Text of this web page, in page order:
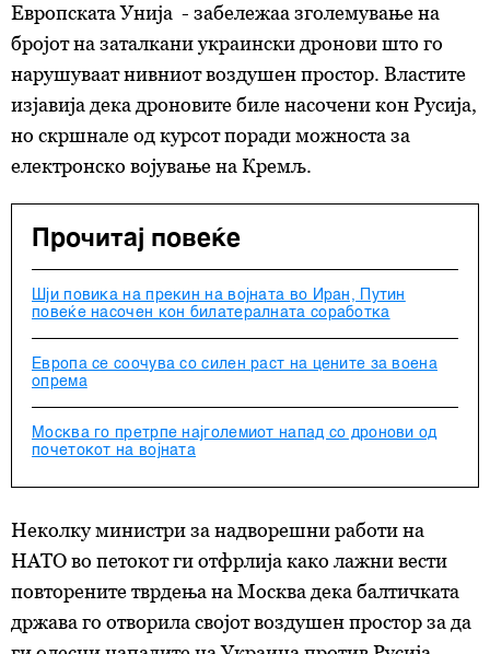
Европската Унија - забележаа зголемување на
бројот на заталкани украински дронови што го
нарушуваат нивниот воздушен простор. Властите
изјавија дека дроновите биле насочени кон Русија,
но скршнале од курсот поради можноста за
електронско војување на Кремљ.
Прочитај повеќе
Шји повика на прекин на војната во Иран, Путин
повеќе насочен кон билатералната соработка
Европа се соочува со силен раст на цените за воена
опрема
Москва го претрпе најголемиот напад со дронови од
почетокот на војната
Неколку министри за надворешни работи на
НАТО во петокот ги отфрлија како лажни вести
повторените тврдења на Москва дека балтичката
држава го отворила својот воздушен простор за да